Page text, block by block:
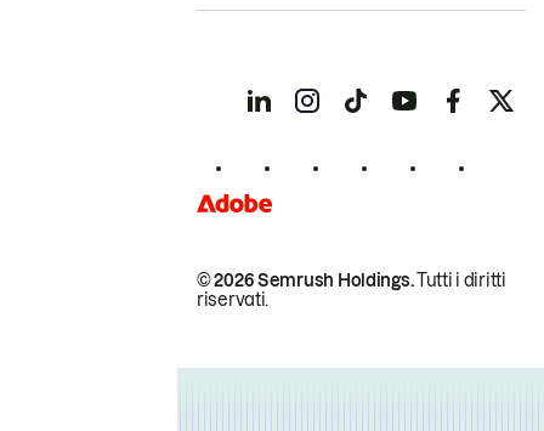
© 2026 Semrush Holdings.Tutti i diritti
riservati.